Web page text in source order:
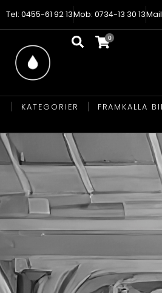
Tel: 0455-61 92 13Mob: 0734-13 30 13
KATEGORIER FRAMKALLA